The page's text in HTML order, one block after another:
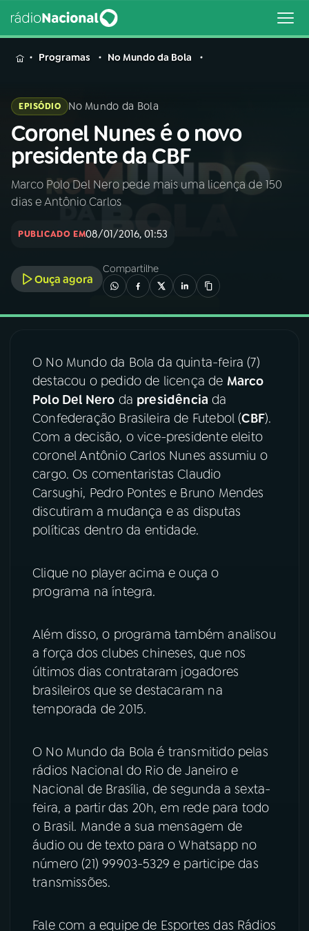
MENU
Buscar
na
Rádio
Nacional
Buscar
04 PROGRAMAS
05PODCASTS
06VIDEOCASTS
07ÚLTIMAS
08FESTIVAL DE MÚSICA
Instagram X
TikTok
Programas No Mundo da Bola
EPISÓDIO No Mundo da Bola
Coronel Nunes é o novo
presidente da CBF
Marco Polo Del Nero pede mais uma licença de 150
dias e Antônio Carlos
PUBLICADO EM08/01/2016, 01:53
Ouça agora
Compartilhe
O No Mundo da Bola da quinta-feira (7)
destacou o pedido de licença de Marco
Polo Del Nero da presidência da
Confederação Brasileira de Futebol (CBF).
Com a decisão, o vice-presidente eleito
coronel Antônio Carlos Nunes assumiu o
cargo. Os comentaristas Claudio
Carsughi, Pedro Pontes e Bruno Mendes
discutiram a mudança e as disputas
políticas dentro da entidade.
Clique no player acima e ouça o
programa na íntegra.
Além disso, o programa também analisou
a força dos clubes chineses, que nos
últimos dias contrataram jogadores
brasileiros que se destacaram na
temporada de 2015.
O No Mundo da Bola é transmitido pelas
rádios Nacional do Rio de Janeiro e
Nacional de Brasília, de segunda a sexta-
feira, a partir das 20h, em rede para todo
o Brasil. Mande a sua mensagem de
áudio ou de texto para o Whatsapp no
número (21) 99903-5329 e participe das
transmissões.
Fale com a equipe de Esportes das Rádios